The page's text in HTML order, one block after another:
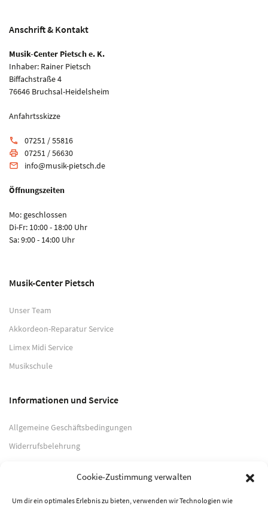
Cookie-Zustimmung verwalten
Um dir ein optimales Erlebnis zu bieten, verwenden wir Technologien wie
Anschrift & Kontakt
Musik-Center Pietsch e. K.
Inhaber: Rainer Pietsch
Biffachstraße 4
76646 Bruchsal-Heidelsheim
Anfahrtsskizze
phone 07251 / 55816
print 07251 / 56630
email info@musik-pietsch.de
Öffnungszeiten
Mo: geschlossen
Di-Fr: 10:00 - 18:00 Uhr
Sa: 9:00 - 14:00 Uhr
Musik-Center Pietsch
Unser Team
Akkordeon-Reparatur Service
Limex Midi Service
Musikschule
Informationen und Service
Allgemeine Geschäftsbedingungen
Widerrufsbelehrung
Datenschutzerklärung